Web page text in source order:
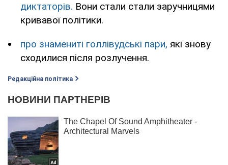
диктаторів. Вони стали стали заручницями
кривавої політики.
про знамениті голлівудські пари, які знову
сходилися після розлучення.
Редакційна політика